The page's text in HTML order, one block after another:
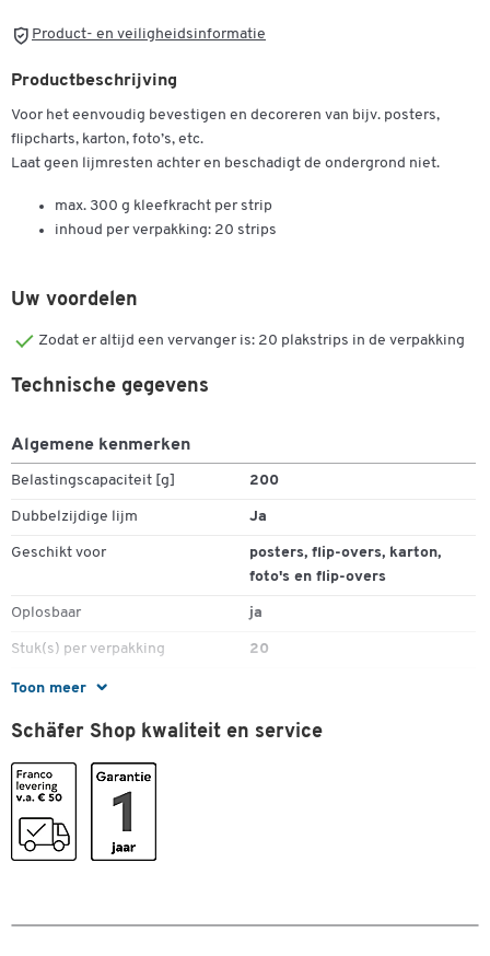
Product- en veiligheidsinformatie
Productbeschrijving
Voor het eenvoudig bevestigen en decoreren van bijv. posters,
flipcharts, karton, foto’s, etc.
Laat geen lijmresten achter en beschadigt de ondergrond niet.
max. 300 g kleefkracht per strip
inhoud per verpakking: 20 strips
Uw voordelen
Zodat er altijd een vervanger is: 20 plakstrips in de verpakking
Toon meer
Technische gegevens
Algemene kenmerken
Belastingscapaciteit [g] 200
Dubbelzijdige lijm Ja
Geschikt voor
posters, flip-overs, karton,
foto's en flip-overs
Oplosbaar ja
Stuk(s) per verpakking 20
Kleuren
Kleur wit
Schäfer Shop kwaliteit en service
Dubbelklik om in te zoomen